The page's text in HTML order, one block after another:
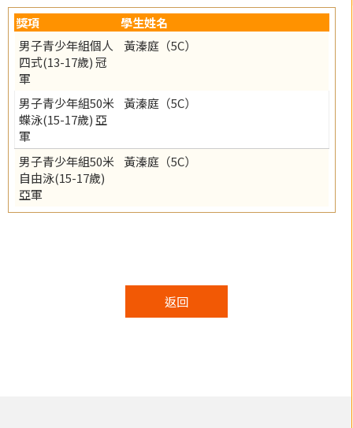
獎項
學生姓名
男子青少年組個人
四式(13-17歲) 冠
軍
黃溱庭（5C）
男子青少年組50米
蝶泳(15-17歲) 亞
軍
黃溱庭（5C）
男子青少年組50米
自由泳(15-17歲)
亞軍
黃溱庭（5C）
返回